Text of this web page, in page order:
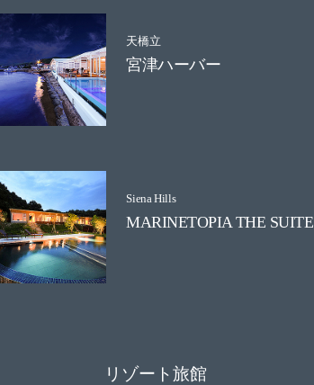
天橋立
宮津ハーバー
Siena Hills
MARINETOPIA THE SUITE
リゾート旅館